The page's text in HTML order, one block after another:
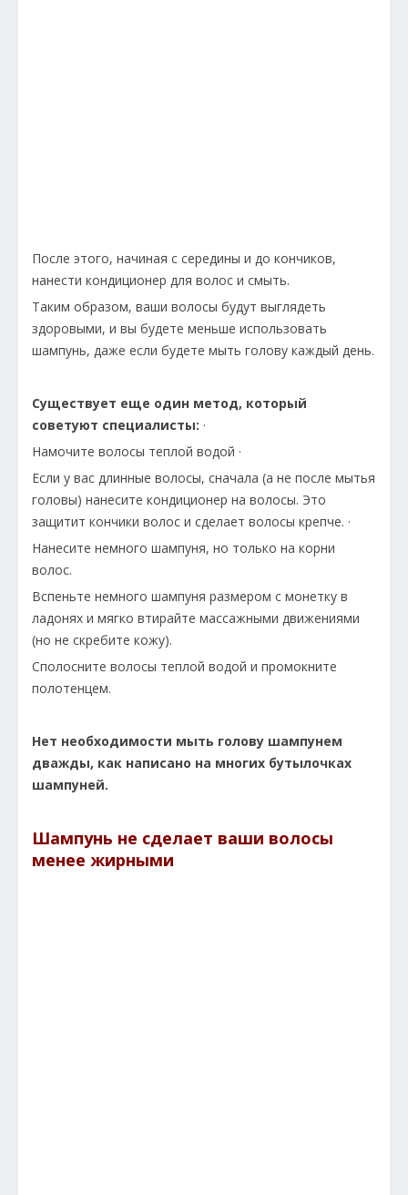
После этого, начиная с середины и до кончиков,
нанести кондиционер для волос и смыть.
Таким образом, ваши волосы будут выглядеть
здоровыми, и вы будете меньше использовать
шампунь, даже если будете мыть голову каждый день.
Существует еще один метод, который
советуют специалисты: ·
Намочите волосы теплой водой ·
Если у вас длинные волосы, сначала (а не после мытья
головы) нанесите кондиционер на волосы. Это
защитит кончики волос и сделает волосы крепче. ·
Нанесите немного шампуня, но только на корни
волос.
Вспеньте немного шампуня размером с монетку в
ладонях и мягко втирайте массажными движениями
(но не скребите кожу).
Сполосните волосы теплой водой и промокните
полотенцем.
Нет необходимости мыть голову шампунем
дважды, как написано на многих бутылочках
шампуней.
Шампунь не сделает ваши волосы
менее жирными